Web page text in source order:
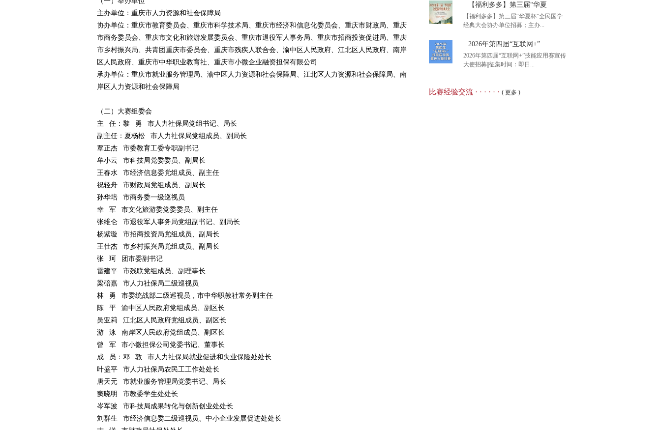
主办单位：重庆市人力资源和社会保障局
协办单位：重庆市教育委员会、重庆市科学技术局、重庆市经济和信息化委员会、重庆市财政局、重庆
市商务委员会、重庆市文化和旅游发展委员会、重庆市退役军人事务局、重庆市招商投资促进局、重庆
市乡村振兴局、共青团重庆市委员会、重庆市残疾人联合会、渝中区人民政府、江北区人民政府、南岸
区人民政府、重庆市中华职业教育社、重庆市小微企业融资担保有限公司
承办单位：重庆市就业服务管理局、渝中区人力资源和社会保障局、江北区人力资源和社会保障局、南
岸区人力资源和社会保障局
（二）大赛组委会
主 任：黎 勇 市人力社保局党组书记、局长
副主任：夏杨松 市人力社保局党组成员、副局长
覃正杰 市委教育工委专职副书记
牟小云 市科技局党委委员、副局长
王春水 市经济信息委党组成员、副主任
祝轻舟 市财政局党组成员、副局长
孙华培 市商务委一级巡视员
幸 军 市文化旅游委党委委员、副主任
张维仑 市退役军人事务局党组副书记、副局长
杨紫璇 市招商投资局党组成员、副局长
王仕杰 市乡村振兴局党组成员、副局长
张 珂 团市委副书记
雷建平 市残联党组成员、副理事长
梁碚嘉 市人力社保局二级巡视员
林 勇 市委统战部二级巡视员，市中华职教社常务副主任
陈 平 渝中区人民政府党组成员、副区长
吴亚莉 江北区人民政府党组成员、副区长
游 泳 南岸区人民政府党组成员、副区长
曾 军 市小微担保公司党委书记、董事长
成 员：邓 敦 市人力社保局就业促进和失业保险处处长
叶盛平 市人力社保局农民工工作处处长
唐天元 市就业服务管理局党委书记、局长
窦晓明 市教委学生处处长
岑军波 市科技局成果转化与创新创业处处长
刘群生 市经济信息委二级巡视员、中小企业发展促进处处长
2026年第八届大学生语言文
【福利多多】第三届“华夏
【福利多多】第三届“华夏杯”全民国学
经典大会协办单位招募；主办...
【福利多多】第三届“华夏
2026年第四届“互联网+”
2026年第四届“互联网+”技能应用赛宣传
大使招募||征集时间：即日...
比赛经验交流 · · · · · · ( 更多 )